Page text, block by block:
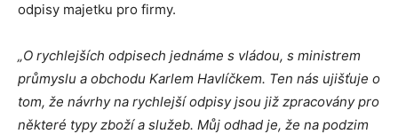
odpisy majetku pro firmy.
„O rychlejších odpisech jednáme s vládou, s ministrem
průmyslu a obchodu Karlem Havlíčkem. Ten nás ujišťuje o
tom, že návrhy na rychlejší odpisy jsou již zpracovány pro
některé typy zboží a služeb. Můj odhad je, že na podzim